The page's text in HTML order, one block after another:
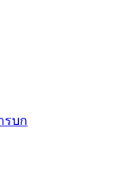
รบก